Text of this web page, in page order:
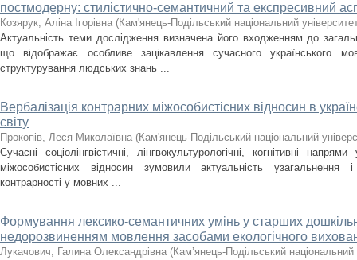
постмодерну: стилістично-семантичний та експресивний
Козярук, Аліна Ігорівна (Кам'янець-Подільський національний
Актуальність теми дослідження визначена його входженням до
що відображає особливе зацікавлення сучасного українського
структурування людських знань ...
Вербалізація контрарних міжособистісних відносин в
світу
Прокопів, Леся Миколаївна (Кам'янець-Подільський національний
Сучасні соціолінгвістичні, лінгвокультурологічні, когнітивні
міжособистісних відносин зумовили актуальність узагальнення
контрарності у мовних ...
Формування лексико-семантичних умінь у старших
недорозвиненням мовлення засобами екологічного
Лукачович, Галина Олександрівна (Кам’янець-Подільський національний